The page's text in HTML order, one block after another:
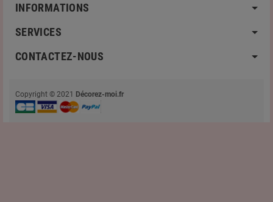
INFORMATIONS
SERVICES
CONTACTEZ-NOUS
Copyright © 2021 Décorez-moi.fr